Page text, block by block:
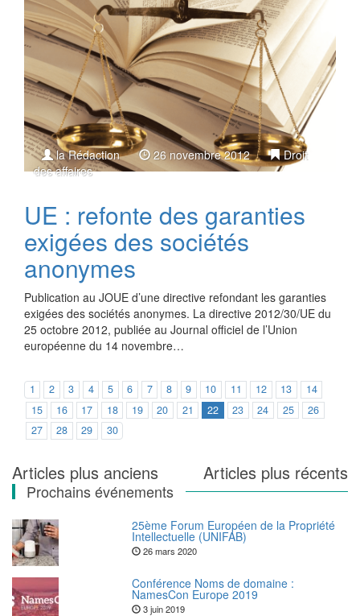
la Rédaction 26 novembre 2012
Droit
des affaires
UE : refonte des garanties
exigées des sociétés
anonymes
Publication au JOUE d’une directive refondant les garanties
exigées des sociétés anonymes. La directive 2012/30/UE du
25 octobre 2012, publiée au Journal officiel de l’Union
européenne du 14 novembre…
1 2 3 4 5 6 7 8 9 10 11 12 13
14
15
16 17 18 19 20 21 22 23 24 25
26
27
28 29 30
Navigation
des
articles
Articles plus anciens Articles plus récents
Prochains événements
25ème Forum Européen de la Propriété
Intellectuelle (UNIFAB)
26 mars 2020
Conférence Noms de domaine :
NamesCon Europe 2019
3 juin 2019